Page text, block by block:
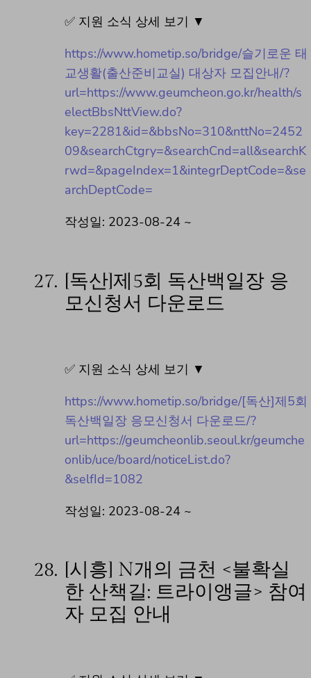
✅ 지원 소식 상세 보기 ▼
https://www.hometip.so/bridge/슬기로운 태
교생활(출산준비교실) 대상자 모집안내/?
url=https://www.geumcheon.go.kr/health/s
electBbsNttView.do?
key=2281&id=&bbsNo=310&nttNo=2452
09&searchCtgry=&searchCnd=all&searchK
rwd=&pageIndex=1&integrDeptCode=&se
archDeptCode=
작성일: 2023-08-24 ~
27. [독산]제5회 독산백일장 응
모신청서 다운로드
✅ 지원 소식 상세 보기 ▼
https://www.hometip.so/bridge/[독산]제5회
독산백일장 응모신청서 다운로드/?
url=https://geumcheonlib.seoul.kr/geumche
onlib/uce/board/noticeList.do?
&selfId=1082
작성일: 2023-08-24 ~
28. [시흥] N개의 금천 <불확실
한 산책길: 트라이앵글> 참여
자 모집 안내